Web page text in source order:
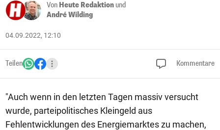
Von Heute Redaktion und
André Wilding
04.09.2022, 12:10
Teilen Kommentare
"Auch wenn in den letzten Tagen massiv versucht
wurde, parteipolitisches Kleingeld aus
Fehlentwicklungen des Energiemarktes zu machen,